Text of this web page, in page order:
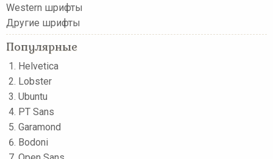
Western шрифты
Другие шрифты
Популярные
Helvetica
Lobster
Ubuntu
PT Sans
Garamond
Bodoni